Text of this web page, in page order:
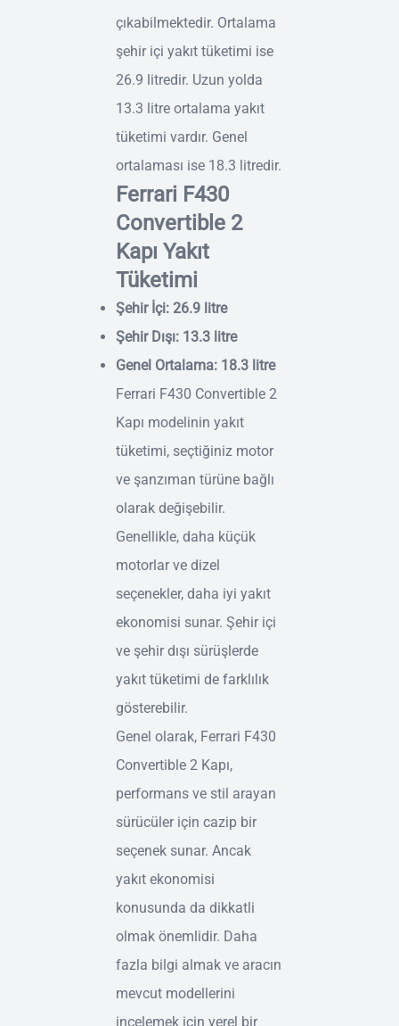
çıkabilmektedir. Ortalama
şehir içi yakıt tüketimi ise
26.9 litredir. Uzun yolda
13.3 litre ortalama yakıt
tüketimi vardır. Genel
ortalaması ise 18.3 litredir.
Ferrari F430
Convertible 2
Kapı Yakıt
Tüketimi
Şehir İçi: 26.9 litre
Şehir Dışı: 13.3 litre
Genel Ortalama: 18.3 litre
Ferrari F430 Convertible 2
Kapı modelinin yakıt
tüketimi, seçtiğiniz motor
ve şanzıman türüne bağlı
olarak değişebilir.
Genellikle, daha küçük
motorlar ve dizel
seçenekler, daha iyi yakıt
ekonomisi sunar. Şehir içi
ve şehir dışı sürüşlerde
yakıt tüketimi de farklılık
gösterebilir.
Genel olarak, Ferrari F430
Convertible 2 Kapı,
performans ve stil arayan
sürücüler için cazip bir
seçenek sunar. Ancak
yakıt ekonomisi
konusunda da dikkatli
olmak önemlidir. Daha
fazla bilgi almak ve aracın
mevcut modellerini
incelemek için yerel bir